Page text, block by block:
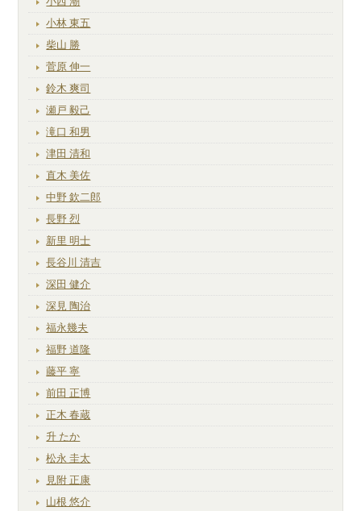
小林 東五
柴山 勝
菅原 伸一
鈴木 爽司
瀬戸 毅己
滝口 和男
津田 清和
直木 美佐
中野 欽二郎
長野 烈
新里 明士
長谷川 清吉
深田 健介
深見 陶治
福永幾夫
福野 道隆
藤平 寧
前田 正博
正木 春蔵
升 たか
松永 圭太
見附 正康
山根 悠介